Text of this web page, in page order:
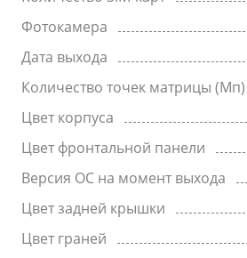
Фотокамера
Дата выхода
Количество точек матрицы (Мп)
Цвет корпуса
Цвет фронтальной панели
Версия ОС на момент выхода
Цвет задней крышки
Цвет граней